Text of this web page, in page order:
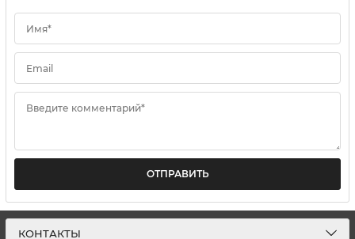
Имя*
Email
Введите комментарий*
ОТПРАВИТЬ
КОНТАКТЫ